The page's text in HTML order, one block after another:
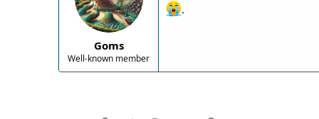
Goms
Well-known member
.